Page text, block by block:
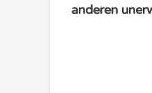
anderen